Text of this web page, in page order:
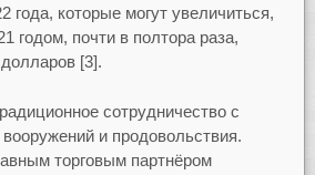
года, которые могут увеличиться,
годом, почти в полтора раза,
[3].
сотрудничество с
и продовольствия.
торговым партнёром